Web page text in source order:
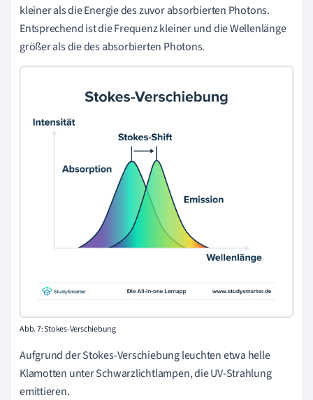
kleiner als die Energie des zuvor absorbierten Photons.
Entsprechend ist die Frequenz kleiner und die Wellenlänge
größer als die des absorbierten Photons.
Abb. 7: Stokes-Verschiebung
Aufgrund der Stokes-Verschiebung leuchten etwa helle
Klamotten unter Schwarzlichtlampen, die UV-Strahlung
emittieren.